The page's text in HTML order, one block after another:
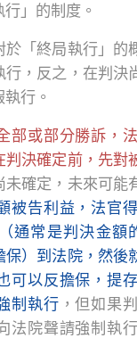
」的制度。
於「終局執行」的
行，反之，在判決
行。
部或部分勝訴，
判決確定前，先對
未確定，未來可能
被告利益，法官
通常是判決金額
保）到法院，然後
可以反擔保，提
制執行 ，但如果
法院聲請強制執